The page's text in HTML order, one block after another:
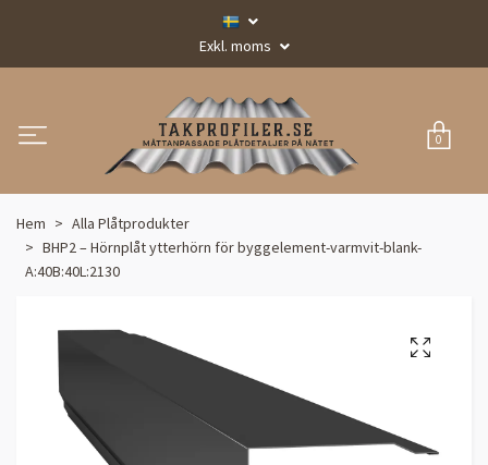
Exkl. moms
0
Hem
Alla Plåtprodukter
BHP2 – Hörnplåt ytterhörn för byggelement-varmvit-blank-
A:40B:40L:2130